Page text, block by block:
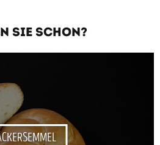
SIE SCHON?